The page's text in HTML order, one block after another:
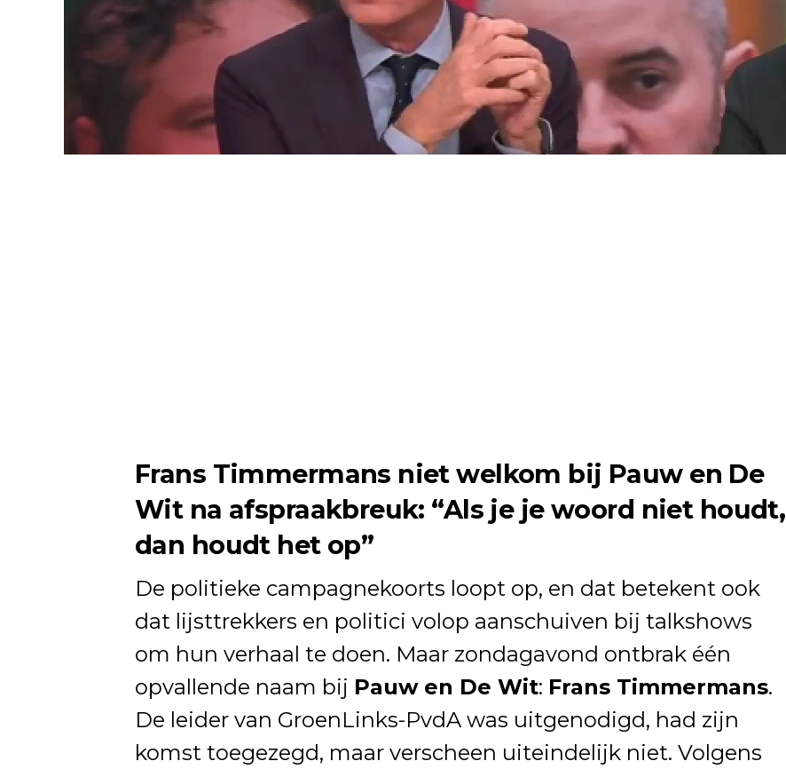
Frans Timmermans niet welkom bij Pauw en De
Wit na afspraakbreuk: “Als je je woord niet houdt,
dan houdt het op”
De politieke campagnekoorts loopt op, en dat betekent ook
dat lijsttrekkers en politici volop aanschuiven bij talkshows
om hun verhaal te doen. Maar zondagavond ontbrak één
opvallende naam bij Pauw en De Wit: Frans Timmermans.
De leider van GroenLinks-PvdA was uitgenodigd, had zijn
komst toegezegd, maar verscheen uiteindelijk niet. Volgens